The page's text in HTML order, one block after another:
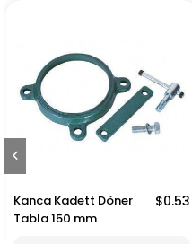
Kanca Kadett Döner
Tabla 150 mm
$0.53